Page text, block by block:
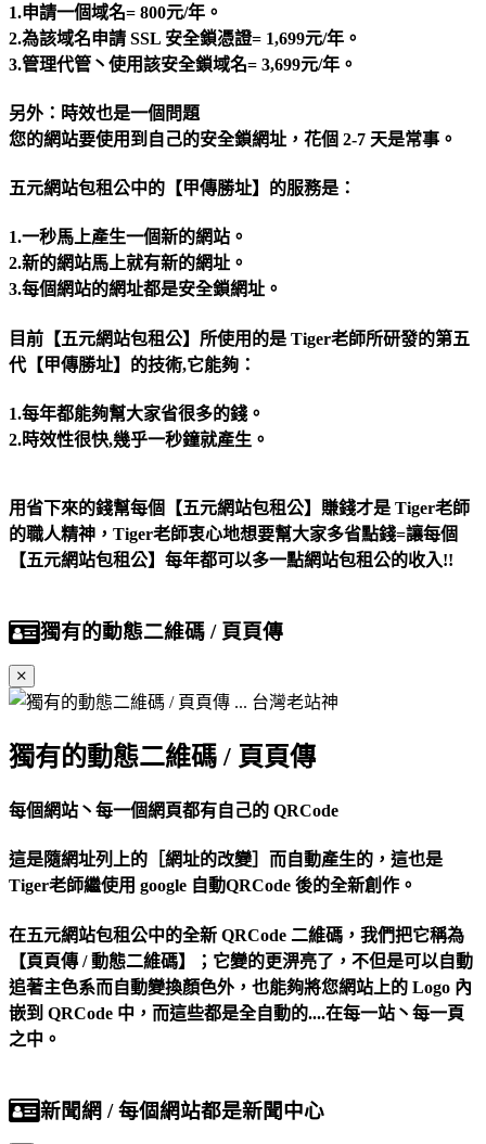
1.申請一個域名= 800元/年。
2.為該域名申請 SSL 安全鎖憑證= 1,699元/年。
3.管理代管丶使用該安全鎖域名= 3,699元/年。
另外：時效也是一個問題
您的網站要使用到自己的安全鎖網址，花個 2-7 天是常事。
五元網站包租公中的【甲傳勝址】的服務是：
1.一秒馬上產生一個新的網站。
2.新的網站馬上就有新的網址。
3.每個網站的網址都是安全鎖網址。
目前【五元網站包租公】所使用的是 Tiger老師所研發的第五
代【甲傳勝址】的技術,它能夠：
1.每年都能夠幫大家省很多的錢。
2.時效性很快,幾乎一秒鐘就產生。
用省下來的錢幫每個【五元網站包租公】賺錢才是 Tiger老師
的職人精神，Tiger老師衷心地想要幫大家多省點錢=讓每個
【五元網站包租公】每年都可以多一點網站包租公的收入!!
獨有的動態二維碼 / 頁頁傳
獨有的動態二維碼 / 頁頁傳
每個網站丶每一個網頁都有自己的 QRCode
這是隨網址列上的［網址的改變］而自動產生的，這也是
Tiger老師繼使用 google 自動QRCode 後的全新創作。
在五元網站包租公中的全新 QRCode 二維碼，我們把它稱為
【頁頁傳 / 動態二維碼】；它變的更淠亮了，不但是可以自動
追著主色系而自動變換顏色外，也能夠將您網站上的 Logo 內
嵌到 QRCode 中，而這些都是全自動的....在每一站丶每一頁
之中。
新聞網 / 每個網站都是新聞中心